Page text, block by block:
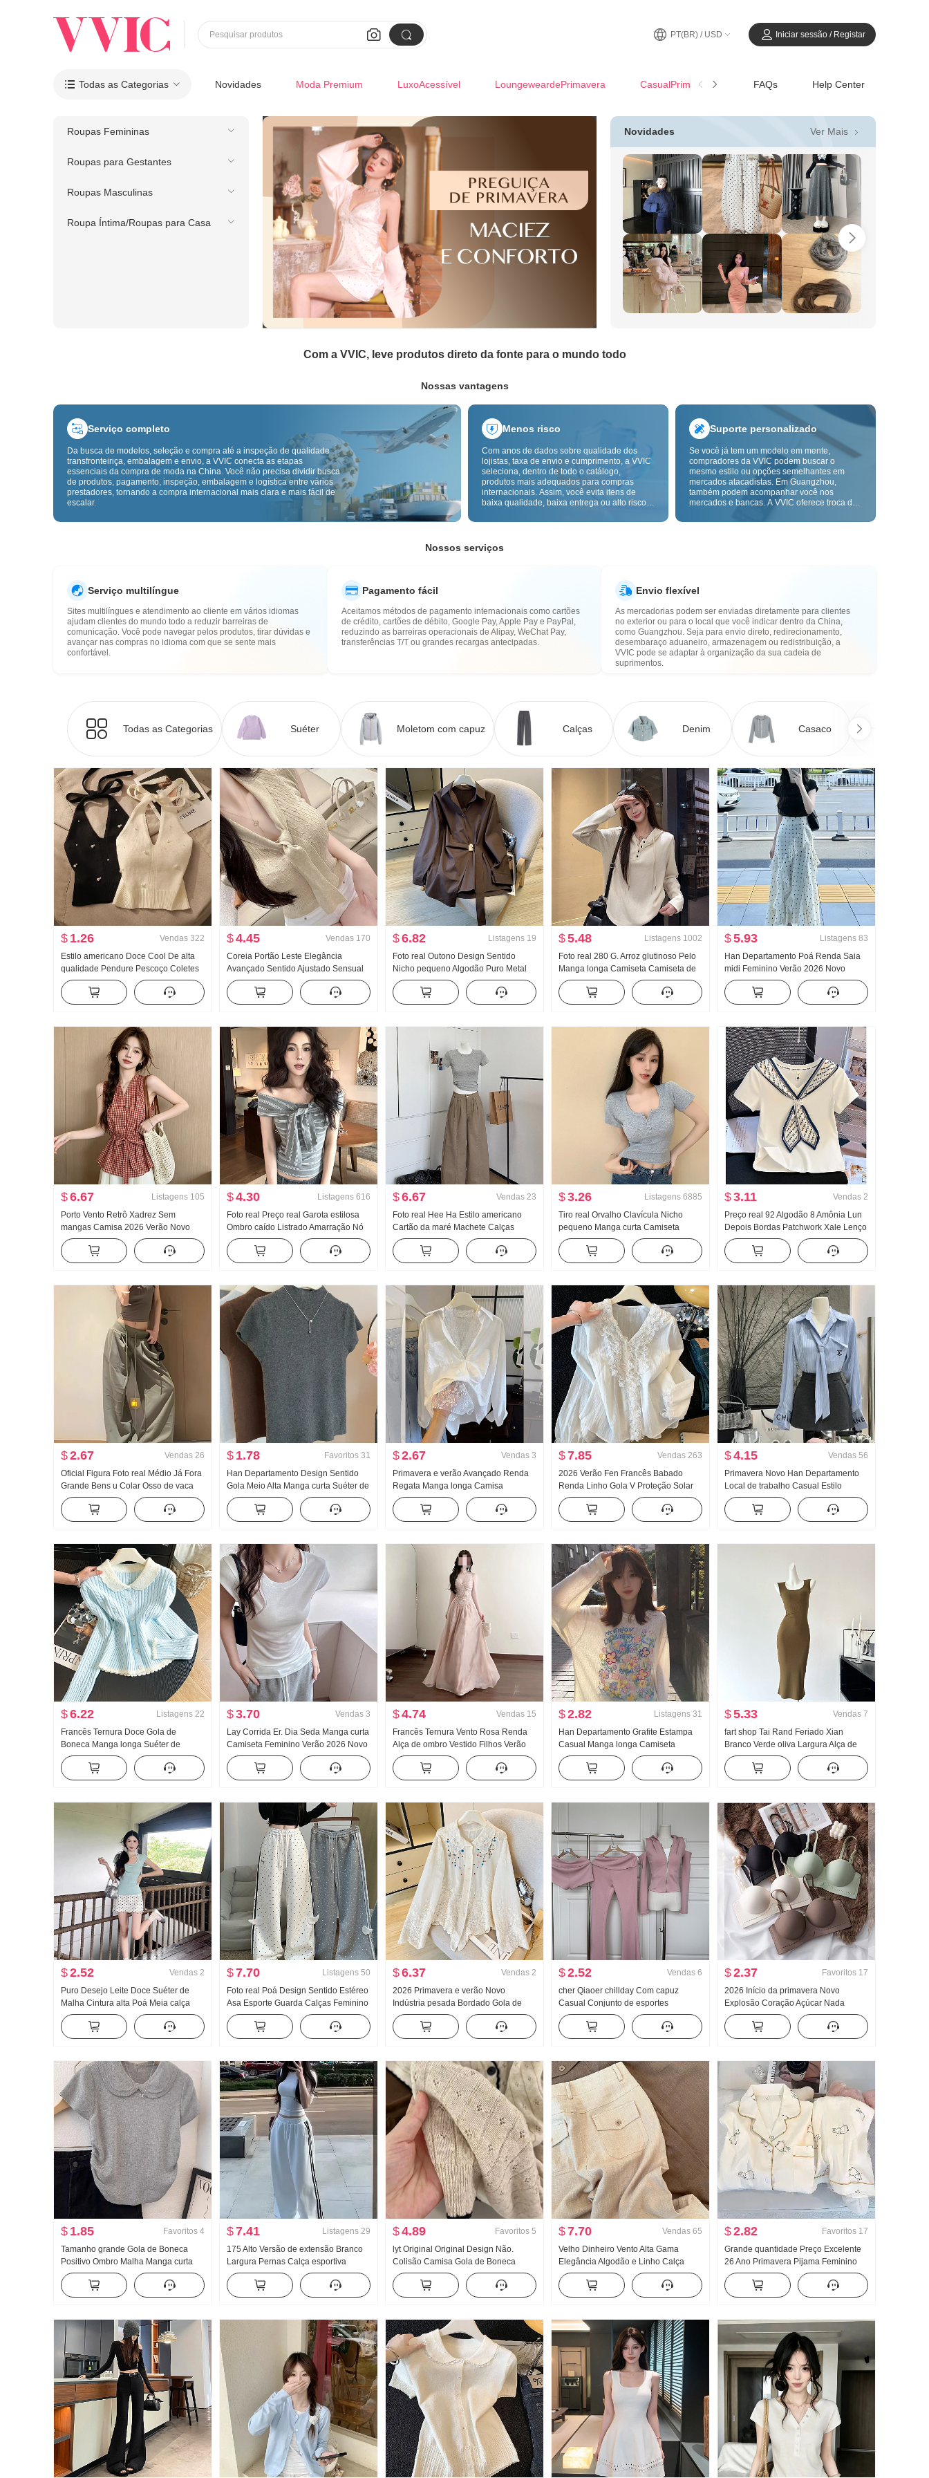
 
Pesquisar produtos PT(BR) / USD Iniciar sessão / Registar
 Todas as Categorias Novidades Moda Premium LuxoAcessível LoungeweardePrimavera CasualPrimavera-Verão FAQs Help Center
Roupas Femininas
Roupas para Gestantes
Roupas Masculinas
Roupa Íntima/Roupas para Casa
Novidades Ver Mais 
Com a VVIC, leve produtos direto da fonte para o mundo todo
Nossas vantagens
Serviço completo
Da busca de modelos, seleção e compra até a inspeção de qualidade
transfronteiriça, embalagem e envio, a VVIC conecta as etapas
essenciais da compra de moda na China. Você não precisa dividir busca
de produtos, pagamento, inspeção, embalagem e logística entre vários
prestadores, tornando a compra internacional mais clara e mais fácil de
escalar.
Menos risco
Com anos de dados sobre qualidade dos
lojistas, taxa de envio e cumprimento, a VVIC
seleciona, dentro de todo o catálogo,
produtos mais adequados para compras
internacionais. Assim, você evita itens de
baixa qualidade, baixa entrega ou alto risco,
inspeção de qualidade transfronteiriça e as
riscos de qualidade, alfândega e pós-venda.
Suporte personalizado
Se você já tem um modelo em mente,
compradores da VVIC podem buscar o
mesmo estilo ou opções semelhantes em
mercados atacadistas. Em Guangzhou,
também podem acompanhar você nos
mercados e bancas. A VVIC oferece troca de
OEM por imagem ou amostra, para tornar
Nossos serviços
Serviço multilíngue
Sites multilíngues e atendimento ao cliente em vários idiomas
ajudam clientes do mundo todo a reduzir barreiras de
comunicação. Você pode navegar pelos produtos, tirar dúvidas e
avançar nas compras no idioma com que se sente mais
confortável.
Pagamento fácil
Aceitamos métodos de pagamento internacionais como cartões
de crédito, cartões de débito, Google Pay, Apple Pay e PayPal,
reduzindo as barreiras operacionais de Alipay, WeChat Pay,
transferências T/T ou grandes recargas antecipadas.
Envio flexível
As mercadorias podem ser enviadas diretamente para clientes
no exterior ou para o local que você indicar dentro da China,
como Guangzhou. Seja para envio direto, redirecionamento,
desembaraço aduaneiro, armazenagem ou redistribuição, a
VVIC pode se adaptar à organização da sua cadeia de
suprimentos.
Todas as Categorias Suéter Moletom com capuz Calças Denim Casaco
$ 1.26 Vendas 322
Estilo americano Doce Cool De alta
qualidade Pendure Pescoço Coletes
feminino Verão Uso externo Dentro
Pegue Camiseta de base Garota
estilosa Malha Tomara que caia Top
$4.45 Vendas 170
Coreia Portão Leste Elegância
Avançado Sentido Ajustado Sensual
Puro Desejo Vento Mulher Fita
flutuante Manga curta Malha
Camiseta Top
$6.82 Listagens 19
Foto real Outono Design Sentido
Nicho pequeno Algodão Puro Metal
Decoração Cintura ajustada Efeito
emagrecedor Solto Manga longa
Camisa Top feminino
$5.48 Listagens 1002
Foto real 280 G. Arroz glutinoso Pelo
Manga longa Camiseta Camiseta de
base Feminino Modelo fino Estilo
Primavera e outono Cor sólida Novo
Solto Com capuz Top
$5.93 Listagens 83
Han Departamento Poá Renda Saia
midi Feminino Verão 2026 Novo
Cintura alta Ajustado A palavra Para
pessoas baixas Design Sentido
Guarda-chuva Saia
$6.67 Listagens 105
Porto Vento Retrô Xadrez Sem
mangas Camisa 2026 Verão Novo
Francês Gola V Sem mangas Colete
Cintura ajustada Efeito emagrecedor
Regata
$4.30 Listagens 616
Foto real Preço real Garota estilosa
Ombro caído Listrado Amarração Nó
Sem mangas Colete feminino
Ajustado Efeito emagrecedor Modelo
Curto Camiseta Top
$6.67 Vendas 23
Foto real Hee Ha Estilo americano
Cartão da maré Machete Calças
jeans Solto Largura Pernas Casual
Calças
$3.26 Listagens 6885
Tiro real Orvalho Clavícula Nicho
pequeno Manga curta Camiseta
Feminino Verão Garota estilosa
Apertado Novo Botão Design Sentido
Modelo Curto Top
$3.11 Vendas 2
Preço real 92 Algodão 8 Amônia Lun
Depois Bordas Patchwork Xale Lenço
de seda Ajustado Gola V Manga curta
Camiseta Feminino
$2.67 Vendas 26
Oficial Figura Foto real Médio Já Fora
Grande Bens u Colar Osso de vaca
Fivela Caracteres de trabalho Regata
Alça de ombro Largura Pernas
Arrastar no chão Esporte Calça
$ 1.78 Favoritos 31
Han Departamento Design Sentido
Gola Meio Alta Manga curta Suéter de
Malha Feminino Outono 2024 Novo
Cor sólida Versátil Ajustado Efeito
emagrecedor Top
$2.67 Vendas 3
Primavera e verão Avançado Renda
Regata Manga longa Camisa
feminino Solto Conjunto de duas
peças Doce Fresco
$7.85 Vendas 263
2026 Verão Fen Francês Babado
Renda Linho Gola V Proteção Solar
Camisa Manga longa feminina Solto
Design Sentido Para cima
$4.15 Vendas 56
Primavera Novo Han Departamento
Local de trabalho Casual Estilo
Conjunto Feminino Elegância
Listrado Camisa Cintura alta Saia
midi Conjunto de duas peças
$6.22 Listagens 22
Francês Ternura Doce Gola de
Boneca Manga longa Suéter de
Malha Feminino Avançado Sentido
Trança Suéter Ajustado Efeito
emagrecedor Top
$3.70 Vendas 3
Lay Corrida Er. Dia Seda Manga curta
Camiseta Feminino Verão 2026 Novo
Frio Sentido Dentro Pegue O fundo do
poço Ajustado Voar Manga Top
$4.74 Vendas 15
Francês Ternura Vento Rosa Renda
Alça de ombro Vestido Filhos Verão
2026 Novo À beira-mar Férias
Elegância Vestido longo
$2.82 Listagens 31
Han Departamento Grafite Estampa
Casual Manga longa Camiseta
Proteção Solar Suéter Feminino
Primavera e verão Solto Descontraído
Vento frio Sentido Gola redonda Top
$5.33 Vendas 7
fart shop Tai Rand Feriado Xian
Branco Verde oliva Largura Alça de
Ombro Pit Artigo Vestido feminino
Primavera e verão Vestido longo
$2.52 Vendas 2
Puro Desejo Leite Doce Suéter de
Malha Cintura alta Poá Meia calça
Saia curta Para pessoas baixas Han
Departamento Dopamina Beleza
incrível Vestir Pegue Um conjunto
$7.70 Listagens 50
Foto real Poá Design Sentido Estéreo
Asa Esporte Guarda Calças Feminino
Novo Luz A. Vento Solto Reto Efeito
emagrecedor Calça casual
$6.37 Vendas 2
2026 Primavera e verão Novo
Indústria pesada Bordado Gola de
Boneca Camisa feminino Francês
Retrô Proteção Solar Cardigã
$2.52 Vendas 6
cher Qiaoer chillday Com capuz
Casual Conjunto de esportes
Feminino Primavera Ombro de Fora
Casaco Calça boca de sino Conjunto
de três peças
$2.37 Favoritos 17
2026 Início da primavera Novo
Explosão Coração Açúcar Nada
Marcas Dentro Faixa de roupa Peito
Almofadas Efeito emagrecedor
Coletes feminino
$ 1.85 Favoritos 4
Tamanho grande Gola de Boneca
Positivo Ombro Malha Manga curta
Camiseta Feminino Verão Design
Sentido Modelo Curto Ajustado
Pequeno Voar Manga Compaixão Top
$7.41 Listagens 29
175 Alto Versão de extensão Branco
Largura Pernas Calça esportiva
Feminino Primavera e outono Novo
Versátil Listrado Casual Arrastar no
chão Calças
$4.89 Favoritos 5
lyt Original Original Design Não.
Colisão Camisa Gola de Boneca
Malha Top Feminino Verão Novo
Efeito emagrecedor Versátil
$7.70 Vendas 65
Velho Dinheiro Vento Alta Gama
Elegância Algodão e Linho Calça
casual Feminino Primavera Verão
2026 Novo Solto Efeito emagrecedor
Leve e fino Calças retas
$2.82 Favoritos 17
Grande quantidade Preço Excelente
26 Ano Primavera Pijama Feminino
Novo Nuvens Algodão Manga longa
Pequeno Gola Polo Roupas para
casa Conjunto Transmissão ao vivo